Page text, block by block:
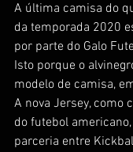
A última camisa do
da temporada 2020
por parte do Galo
Isto porque o
modelo de camisa,
A nova Jersey, como
do futebol
parceria entre